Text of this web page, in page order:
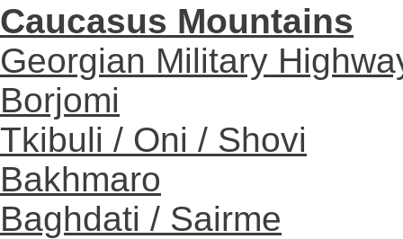
Caucasus Mountains
Georgian Military
Borjomi
Tkibuli / Oni / Shovi
Bakhmaro
Baghdati / Sairme